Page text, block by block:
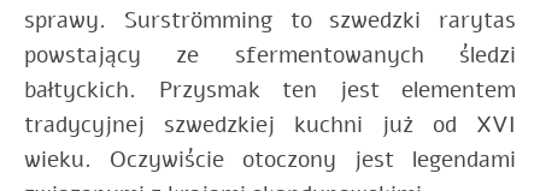
sprawy. Surströmming to szwedzki rarytas
powstający ze sfermentowanych śledzi
bałtyckich. Przysmak ten jest elementem
tradycyjnej szwedzkiej kuchni już od XVI
wieku. Oczywiście otoczony jest legendami